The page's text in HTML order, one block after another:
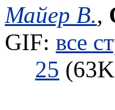
Майер В.,
GIF: все
25